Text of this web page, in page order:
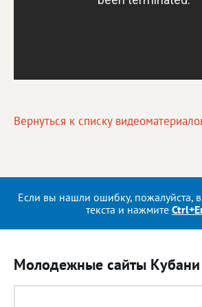
Вернуться к списку
Если вы нашли ошибку, пожалуйста,
текста и нажмите
Молодежные сайты Кубани